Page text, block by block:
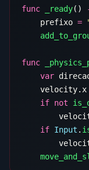
func _ready()
    prefixo
=
func
    var
    velocity.x
    if
not
    if
Input .